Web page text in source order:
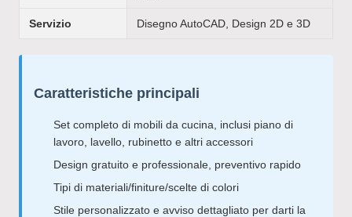
Servizio Disegno AutoCAD, Design 2D e 3D
Caratteristiche principali
Set completo di mobili da cucina, inclusi piano di
lavoro, lavello, rubinetto e altri accessori
Design gratuito e professionale, preventivo rapido
Tipi di materiali/finiture/scelte di colori
Stile personalizzato e avviso dettagliato per darti la